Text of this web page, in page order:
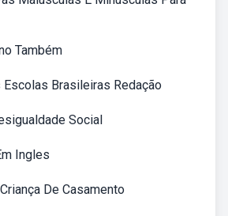
Também
Brasileiras Redação
Social
Ingles
De Casamento